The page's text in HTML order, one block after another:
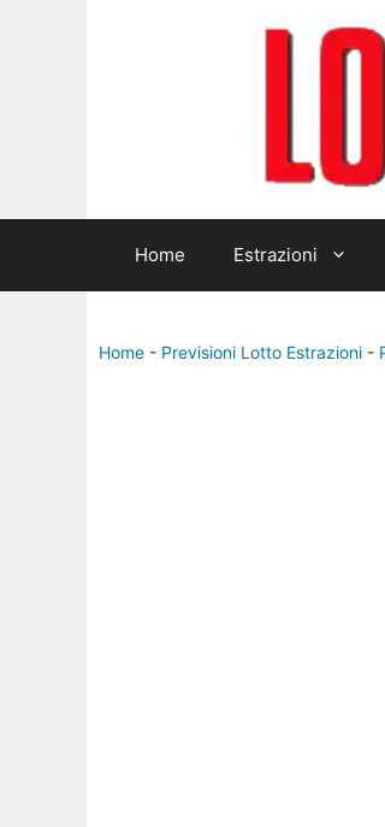
Home Estrazioni
Home - Previsioni Lotto Estrazioni -